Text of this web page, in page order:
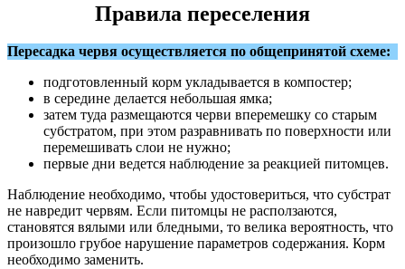
Правила переселения
Пересадка червя осуществляется по общепринятой схеме:
подготовленный корм укладывается в компостер;
в середине делается небольшая ямка;
затем туда размещаются черви вперемешку со старым
субстратом, при этом разравнивать по поверхности или
перемешивать слои не нужно;
первые дни ведется наблюдение за реакцией питомцев.
Наблюдение необходимо, чтобы удостовериться, что субстрат
не навредит червям. Если питомцы не расползаются,
становятся вялыми или бледными, то велика вероятность, что
произошло грубое нарушение параметров содержания. Корм
необходимо заменить.